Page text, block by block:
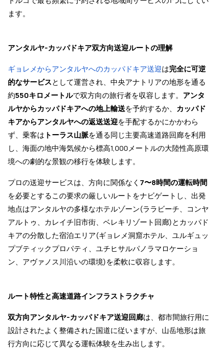
ます。
アンタルヤ-カッパドキア双方向送迎ルートの理解
ギョレメからアンタルヤへのカッパドキア送迎は完全に可逆
的なサービスとして運営され、中央アナトリアの地形を通る
約550キロメートルで双方向の旅行者を収容します。 アンタ
ルヤからカッパドキアへの地上輸送を予約するか、 カッパド
キアからアンタルヤへの返送送迎を手配するかにかかわら
ず、乗客は トーラス山脈を通る同じ主要高速道路回廊を利用
し、海面の地中海気候から標高1,000メートルの大陸性高原環
境への劇的な景観の移行を体験します。
プロの送迎サービスは、方向に関係なく 7〜8時間の運転時間
を必要とするこの要求の厳しいルートをナビゲートし、出発
地点はアンタルヤの多様なホテルゾーン(ララビーチ、コンヤ
アルトゥ、カレイチ旧市街、ベレキリゾート回廊)とカッパド
キアの分散した宿泊エリア(ギョレメ洞窟ホテル、ユルギュッ
プブティックプロパティ、ユチヒサルパノラマロケーショ
ン、アヴァノス川沿いの環境)を柔軟に収容します。
ルート特性と高速道路インフラストラクチャ
双方向アンタルヤ-カッパドキア送迎回廊は、都市間旅行用に
設計されたよく整備された国道に従いますが、山岳地形は旅
行方向に応じて異なる運転体験を生み出します。